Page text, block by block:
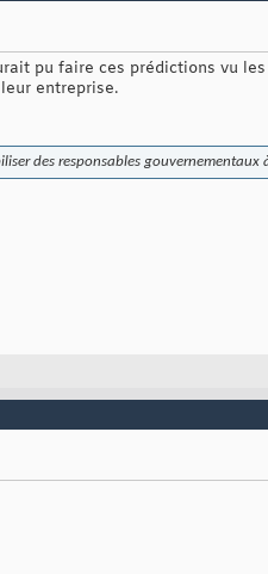
pu faire ces prédictions vu
entreprise.
des responsables